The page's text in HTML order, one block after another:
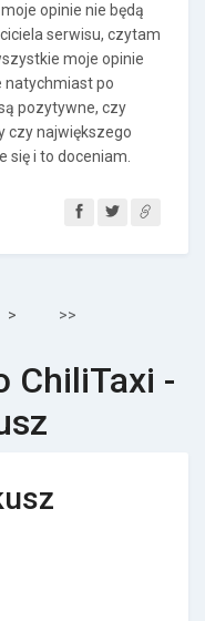
opinie nie będą
serwisu, czytam
moje opinie
natychmiast po
pozytywne, czy
czy największego
się i to doceniam.
> >>
ChiliTaxi -